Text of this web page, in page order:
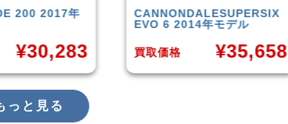
SUPERSIX
モデル
¥35,658
TREKDOMANE 4.5 2013
年モデル
買取価格 ¥50,849
っと見る